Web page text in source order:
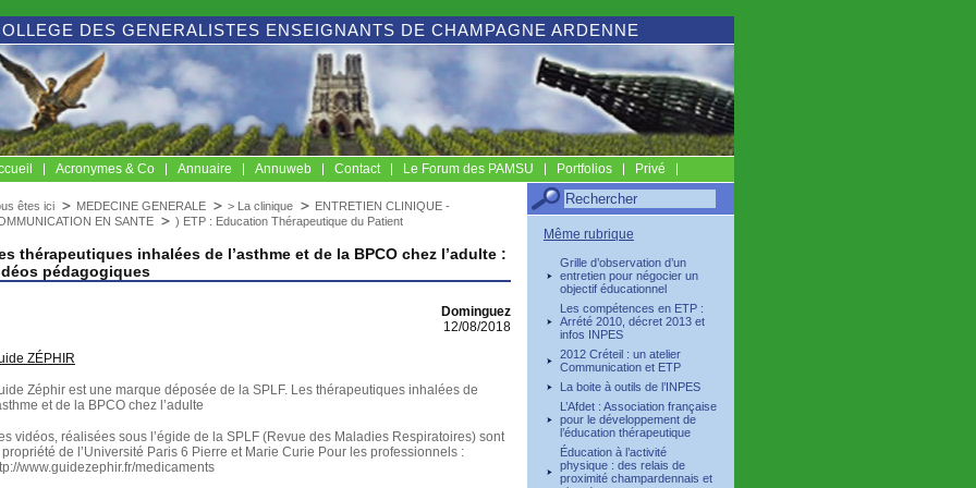
DES GENERALISTES ENSEIGNANTS DE CHAMPAGNE ARDENNE
Acronymes & Co Annuaire Annuweb Contact Le Forum des PAMSU Portfolios Privé
êtes ici MEDECINE GENERALE > La clinique
ENTRETIEN CLINIQUE -
EN SANTE
) ETP : Education Thérapeutique du Patient
thérapeutiques inhalées de l’asthme et de la BPCO chez l’adulte :
pédagogiques
Dominguez
12/08/2018
ZÉPHIR
Zéphir est une marque déposée de la SPLF. Les thérapeutiques inhalées de
et de la BPCO chez l’adulte
vidéos, réalisées sous l’égide de la SPLF (Revue des Maladies Respiratoires) sont
de l’Université Paris 6 Pierre et Marie Curie Pour les professionnels :
www.guidezephir.fr/medicaments
Même rubrique
Grille d’observation d’un
entretien pour négocier un
objectif éducationnel
Les compétences en ETP :
Arrété 2010, décret 2013 et
infos INPES
2012 Créteil : un atelier
Communication et ETP
La boite à outils de l’INPES
L’Afdet : Association française
pour le développement de
l’éducation thérapeutique
Éducation à l’activité
physique : des relais de
proximité champardennais et